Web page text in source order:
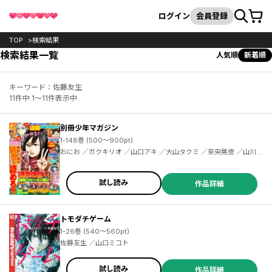
検索
ログイン 会員登録カート
TOP 検索結果
検索結果一覧 人気順 新着順
キーワード：佐藤友生
11件中 1～11件表示中
別冊少年マガジン
1-148巻 (500～900pt)
おにお ／ガクキリオ ／山口アキ ／大山タクミ ／奈央晃徳 ／山川直輝 ／広橋進 ／長門知大 ／諫山創 ／めいびい ／二駅ずい ／荒川弘 ／田中芳樹 ／遠田マリモ ／カツヲ ／石沢庸介 ／ひろゆき ／水あさと ／佐藤友生 ／山口ミコト ／奈良一平 ／赤松健 ／ナユタン星人 ／寺田てら ／伊十楽 ／片山陽介 ／コーエーテクモゲームス ／金田陽介 ／長田龍伯 ／押見修造 ／笹古みとも ／スパイク・チュンソフト ／カワグチタケシ ／石塚千尋 ／伊奈めぐみ ／宮島雅憲 ／からあげたろう ／内山敦司 ／レベルファイブ ／久世蘭
試し読み 作品詳細
トモダチゲーム
1-26巻 (540～560pt)
佐藤友生 ／山口ミコト
試し読み 作品詳細